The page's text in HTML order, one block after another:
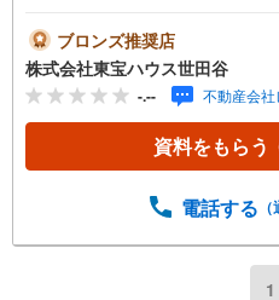
をいたします。■ご予約
のご予約も承ります。突
前に鍵の手配が必要な場
をいただけると、大変ス
もお気軽にどうぞ！◎
ライフシミュレーショ
た資金計画のご提案・
するのが効果的？・どこ
ブロンズ推奨店
株式会社東宝ハウス世田谷
-.-- 不動産会
資料をもらう
電話する
1